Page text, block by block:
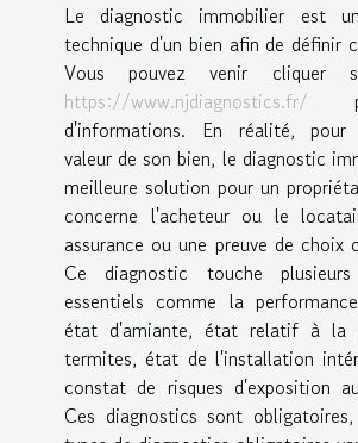
Le diagnostic immobilier est
technique d'un bien afin de définir
Vous pouvez venir cliquer
https://www.njdiagnostics.fr/
d'informations. En réalité,
valeur de son bien, le diagnostic
meilleure solution pour un
concerne l'acheteur ou le
assurance ou une preuve de choix
Ce diagnostic touche
essentiels comme la
état d'amiante, état relatif à la
termites, état de l'installation
constat de risques d'exposition
Ces diagnostics sont